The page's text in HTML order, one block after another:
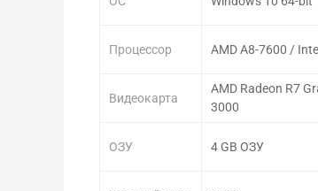
Процессор
Видеокарта
ОЗУ
AMD A8-7600 /
AMD Radeon R7
3000
4 GB ОЗУ